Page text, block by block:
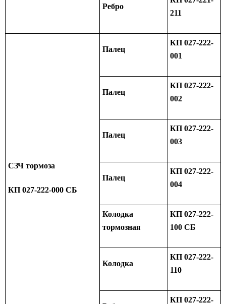
Ребро
211
СЗЧ тормоза
КП 027-222-000 СБ
Палец
КП 027-222-
001
Палец
КП 027-222-
002
Палец
КП 027-222-
003
Палец
КП 027-222-
004
Колодка
тормозная
КП 027-222-
100 СБ
Колодка
КП 027-222-
110
КП 027-222-